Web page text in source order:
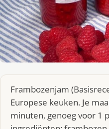
Frambozenjam
Europese keuken. Je
minuten, genoeg voor 1